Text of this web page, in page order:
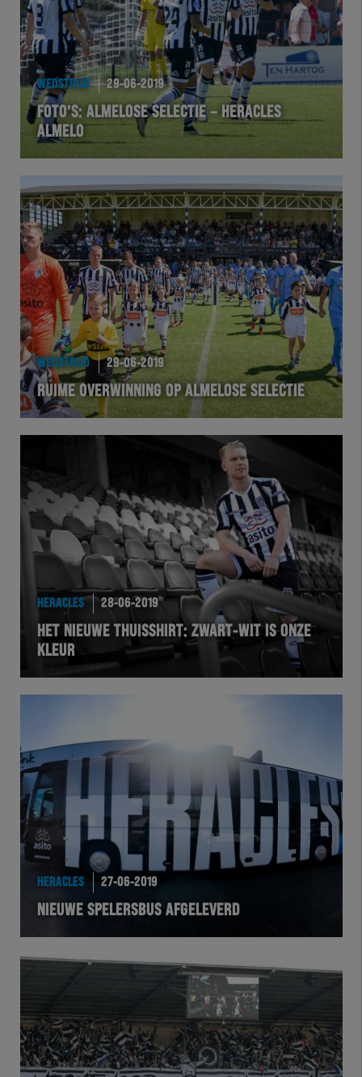
WEDSTRIJD 29-06-2019
FOTO’S: ALMELOSE SELECTIE – HERACLES
ALMELO
WEDSTRIJD 29-06-2019
RUIME OVERWINNING OP ALMELOSE SELECTIE
HERACLES 28-06-2019
HET NIEUWE THUISSHIRT: ZWART-WIT IS ONZE
KLEUR
HERACLES 27-06-2019
NIEUWE SPELERSBUS AFGELEVERD